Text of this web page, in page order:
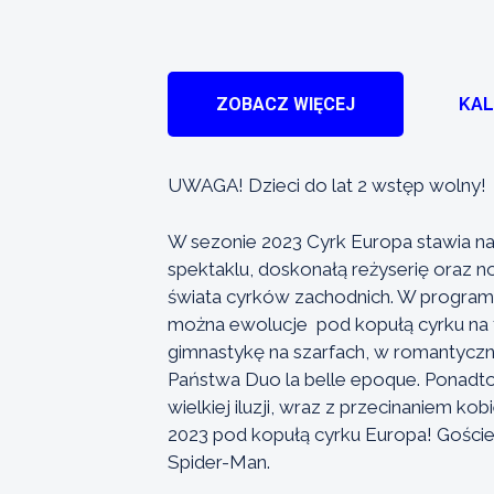
ZOBACZ WIĘCEJ
UWAGA! Dzieci do lat 2 wstęp wolny!
W sezonie 2023 Cyrk Europa stawia
spektaklu, doskonałą reżyserię oraz
świata cyrków zachodnich. W
można ewolucje pod kopułą cyrku
gimnastykę na szarfach, w
Państwa Duo la belle epoque.
wielkiej iluzji, wraz z przecinaniem
2023 pod kopułą cyrku Europa!
Spider-Man.